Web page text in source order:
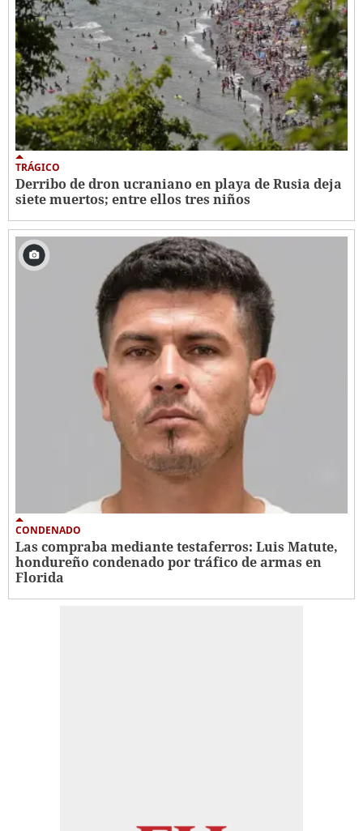
TRÁGICO
Derribo de dron ucraniano en playa de Rusia deja
siete muertos; entre ellos tres niños
CONDENADO
Las compraba mediante testaferros: Luis Matute,
hondureño condenado por tráfico de armas en
Florida